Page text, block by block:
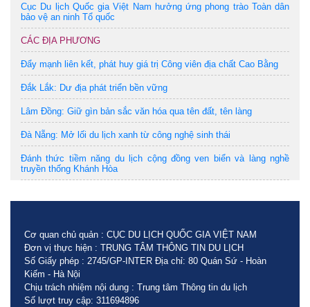
Cục Du lịch Quốc gia Việt Nam hưởng ứng phong trào Toàn dân
bảo vệ an ninh Tổ quốc
CÁC ĐỊA PHƯƠNG
Đẩy mạnh liên kết, phát huy giá trị Công viên địa chất Cao Bằng
Đắk Lắk: Dư địa phát triển bền vững
Lâm Đồng: Giữ gìn bản sắc văn hóa qua tên đất, tên làng
Đà Nẵng: Mở lối du lịch xanh từ công nghệ sinh thái
Đánh thức tiềm năng du lịch cộng đồng ven biển và làng nghề
truyền thống Khánh Hòa
Cơ quan chủ quản : CỤC DU LỊCH QUỐC GIA VIỆT NAM
Đơn vị thực hiện : TRUNG TÂM THÔNG TIN DU LỊCH
Số Giấy phép : 2745/GP-INTER Địa chỉ: 80 Quán Sứ - Hoàn
Kiếm - Hà Nội
Chịu trách nhiệm nội dung : Trung tâm Thông tin du lịch
Số lượt truy cập: 311694896